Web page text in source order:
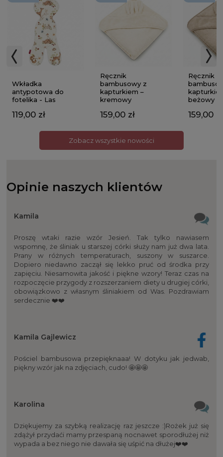
Wkładka
antypotowa do
fotelika - Las
119,00 zł
Ręcznik
bambusowy z
kapturkiem –
kremowy
159,00 zł
Ręcznik
beżowy
159,00 zł
Zobacz wszystkie nowości
Opinie naszych klientów
Kamila
Proszę wtaki razie wzór Jesień. Tak tylko nawiasem
wspomnę, że śliniak u starszej córki służy nam już dwa lata.
Prany w różnych temperaturach, suszony w suszarce.
Dopiero niedawno zaczął się lekko pruć od środka przy
zapięciu. Niesamowita jakość i piękne wzory! Teraz czas na
rozpoczęcie przygody z rozszerzaniem diety u drugiej córki,
obowiązkowo z własnym śliniakiem od Was. Pozdrawiam
serdecznie ❤️❤️
Kamila Gajlewicz
Pościel bambusowa przepięknaaa! W dotyku jak jedwab,
piękny wzór jak na zdjęciach, cudo! 🤩🤩🤩
Karolina
Dziękujemy za szybką realizację raz jeszcze :)Rożek już się
zdążył przydaći mamy przespaną nocnawet sporodłużej niż
wypada a bez niego nie dawała się uśpić na dłużej❤️❤️